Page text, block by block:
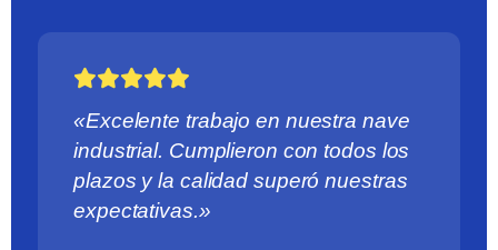
«Excelente trabajo en nuestra nave
industrial. Cumplieron con todos los
plazos y la calidad superó nuestras
expectativas.»